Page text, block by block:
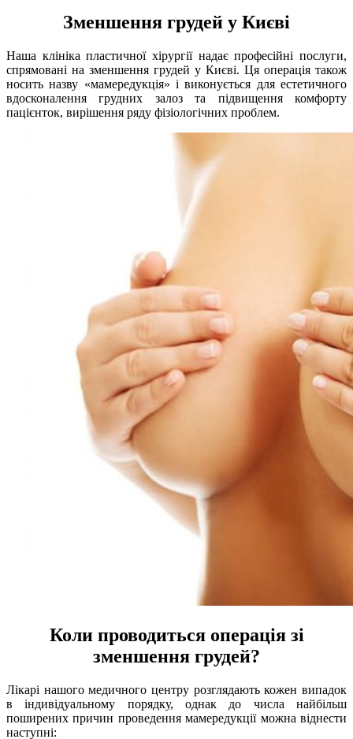
Зменшення грудей у Києві
Наша клініка пластичної хірургії надає професійні послуги,
спрямовані на зменшення грудей у Києві. Ця операція також
носить назву «мамередукція» і виконується для естетичного
вдосконалення грудних залоз та підвищення комфорту
пацієнток, вирішення ряду фізіологічних проблем.
Коли проводиться операція зі
зменшення грудей?
Лікарі нашого медичного центру розглядають кожен випадок
в індивідуальному порядку, однак до числа найбільш
поширених причин проведення мамередукції можна віднести
наступні: